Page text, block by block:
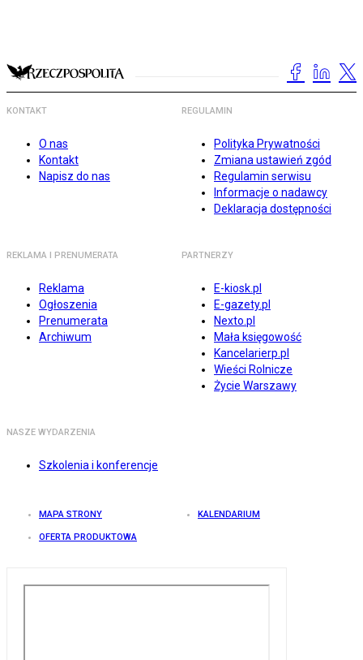
KONTAKT
O nas
Kontakt
Napisz do nas
REGULAMIN
Polityka Prywatności
Zmiana ustawień zgód
Regulamin serwisu
Informacje o nadawcy
Deklaracja dostępności
REKLAMA I PRENUMERATA
Reklama
Ogłoszenia
Prenumerata
Archiwum
PARTNERZY
E-kiosk.pl
E-gazety.pl
Nexto.pl
Mała księgowość
Kancelarierp.pl
Wieści Rolnicze
Życie Warszawy
NASZE WYDARZENIA
Szkolenia i konferencje
MAPA STRONY KALENDARIUM
OFERTA PRODUKTOWA